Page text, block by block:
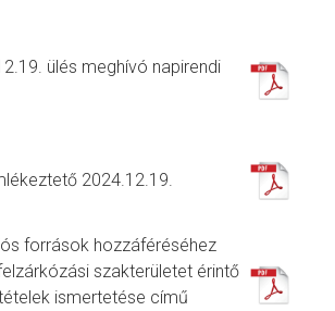
ülés meghívó napirendi
2024.12.19.
források hozzáféréséhez
szakterületet érintő
ismertetése című